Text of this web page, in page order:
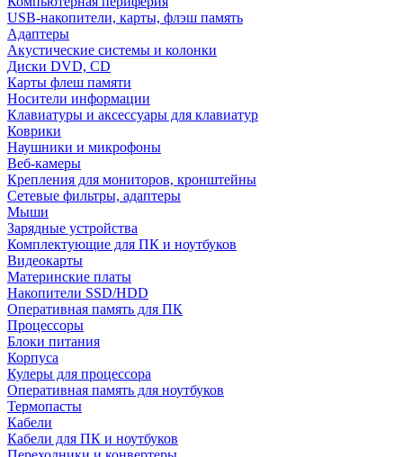
USB-накопители, карты, флэш память
Адаптеры
Акустические системы и колонки
Диски DVD, CD
Карты флеш памяти
Носители информации
Клавиатуры и аксессуары для клавиатур
Коврики
Наушники и микрофоны
Веб-камеры
Крепления для мониторов, кронштейны
Сетевые фильтры, адаптеры
Мыши
Зарядные устройства
Комплектующие для ПК и ноутбуков
Видеокарты
Материнские платы
Накопители SSD/HDD
Оперативная память для ПК
Процессоры
Блоки питания
Корпуса
Кулеры для процессора
Оперативная память для ноутбуков
Термопасты
Кабели
Кабели для ПК и ноутбуков